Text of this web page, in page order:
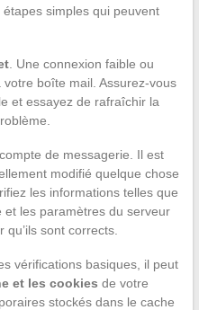
simples qui peuvent
. Une connexion faible ou
votre boîte mail. Assurez-vous
et essayez de rafraîchir la
de messagerie. Il est
modifié quelque chose
les informations telles que
et les paramètres du serveur
sont corrects.
vérifications basiques, il peut
et les cookies de votre
stockés dans le cache